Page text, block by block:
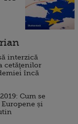
interzică
cetăţenilor
încă
Cum se
și